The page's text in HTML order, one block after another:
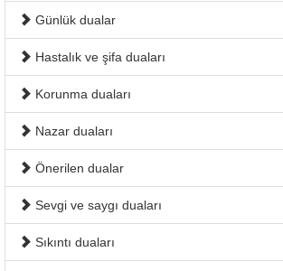
Günlük dualar
Hastalık ve şifa duaları
Korunma duaları
Nazar duaları
Önerilen dualar
Sevgi ve saygı duaları
Sıkıntı duaları